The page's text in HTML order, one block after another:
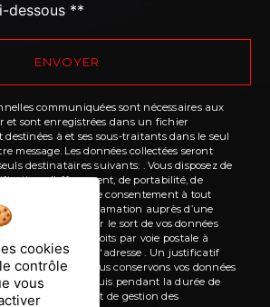
dessous **
ENVOYER
communiquées sont nécessaires aux
et sont enregistrées dans un fichier
destinées à et ses sous-traitants dans le seul
message. Les données collectées seront
destinataires suivants: . Vous disposez de
d’effacement, de portabilité, de
de retrait de votre consentement à tout
une réclamation auprès d’une
que d’organiser le sort de vos données
exercer ces droits par voie postale à
électronique à l'adresse . Un justificatif
être demandé. Nous conservons vos données
prise de contact puis pendant la durée de
fins probatoires et de gestion des
cookies
contrôle
vous